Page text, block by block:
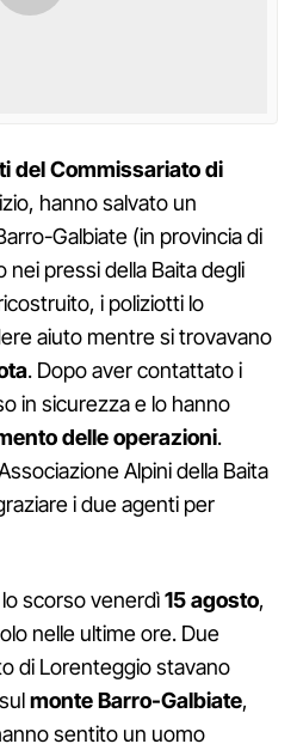
del Commissariato di
hanno salvato un
Galbiate (in provincia di
pressi della Baita degli
i poliziotti lo
aiuto mentre si trovavano
. Dopo aver contattato i
in sicurezza e lo hanno
delle operazioni.
Alpini della Baita
i due agenti per
scorso venerdì15 agosto,
nelle ultime ore. Due
di Lorenteggio stavano
monte Barro-Galbiate,
sentito un uomo